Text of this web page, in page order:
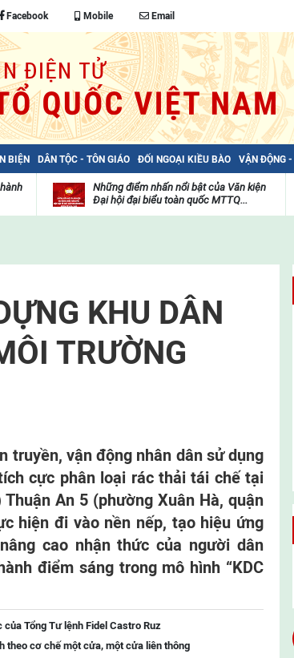
Facebook Mobile Email
BIỆN DÂN TỘC - TÔN GIÁO ĐỐI NGOẠI KIỀU BÀO VẬN ĐỘNG -
Những điểm nhấn nổi bật của Văn kiện
Đại hội đại biểu toàn quốc MTTQ...
KHU DÂN
TRƯỜNG
truyền, vận động nhân dân sử dụng
cực phân loại rác thải tái chế tại
An 5 (phường Xuân Hà, quận
hiện đi vào nền nếp, tạo hiệu ứng
cao nhận thức của người dân
điểm sáng trong mô hình “KDC
Tổng Tư lệnh Fidel Castro Ruz
theo cơ chế một cửa, một cửa liên thông